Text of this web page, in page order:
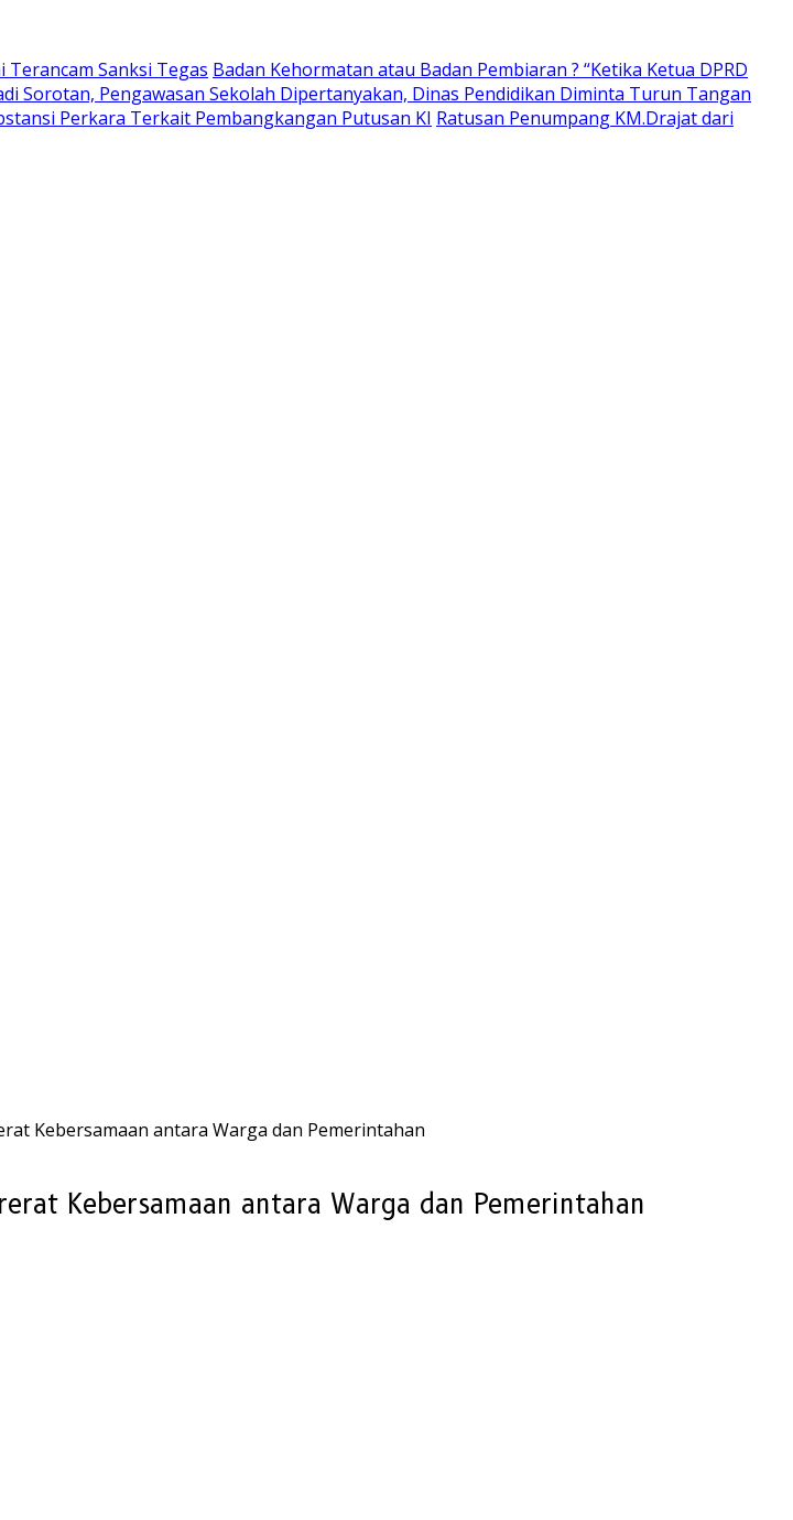
Terancam Sanksi Tegas Badan Kehormatan atau Badan Pembiaran ? “Ketika Ketua DPRD
Sorotan, Pengawasan Sekolah Dipertanyakan, Dinas Pendidikan Diminta Turun Tangan
Perkara Terkait Pembangkangan Putusan KI Ratusan Penumpang KM.Drajat dari
Kebersamaan antara Warga dan Pemerintahan
Kebersamaan antara Warga dan Pemerintahan